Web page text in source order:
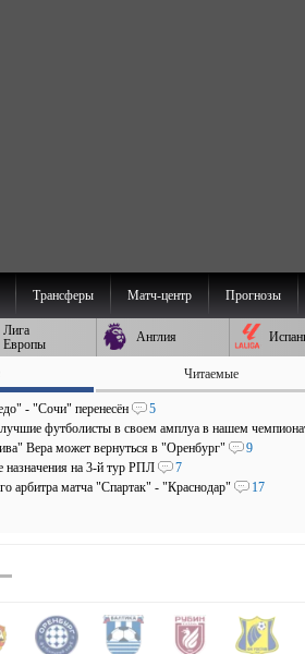
Трансферы Матч-центр Прогнозы
Лига
Европы
Англия
Читаемые
- "Сочи" перенесён
5
футболисты в своем амплуа в нашем
Вера может вернуться в "Оренбург"
9
назначения на 3-й тур РПЛ
7
арбитра матча "Спартак" - "Краснодар"
17